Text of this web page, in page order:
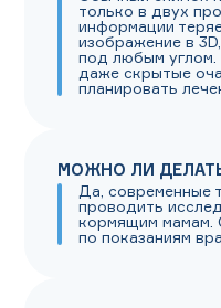
только в двух
информации
изображение в
под любым углом.
даже скрытые
планировать
МОЖНО ЛИ
Да, современные
проводить
кормящим мамам.
по показаниям